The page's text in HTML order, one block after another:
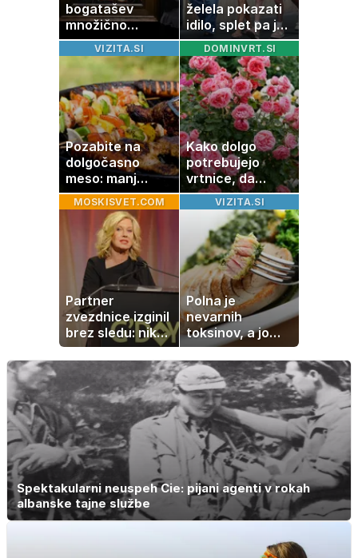
bogatašev
množično
prodajajo
družinske
zbirke: raje imajo
denar kot
umetnine
želela pokazati
idilo, splet pa je
razburila ena
stvar
VIZITA.SI
Pozabite na
dolgočasno
meso: manj
maščobe, več
svežine
DOMINVRT.SI
Kako dolgo
potrebujejo
vrtnice, da
zrastejo? Vse o
rasti, cvetenju in
negi vrtnic
MOSKISVET.COM
Partner
zvezdnice izginil
brez sledu: nikoli
ga niso našli,
nato je prišla še
ena tragedija
VIZITA.SI
Polna je
nevarnih
toksinov, a jo
imamo vsi radi:
to je najbolj
nezdrava riba, ki
jo mnogi redno
uživajo
Spektakularni neuspeh Cie: pijani agenti v rokah
albanske tajne službe